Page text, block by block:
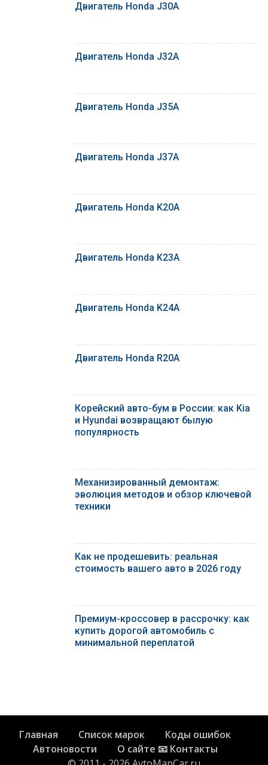
Двигатель Honda J30A
Двигатель Honda J32A
Двигатель Honda J35A
Двигатель Honda J37A
Двигатель Honda K20A
Двигатель Honda K23A
Двигатель Honda K24A
Двигатель Honda R20A
Корейский авто-бум в России: как Kia
и Hyundai возвращают былую
популярность
Механизированный демонтаж:
эволюция методов и обзор ключевой
техники
Как не продешевить: реальная
стоимость вашего авто в 2026 году
Премиум-кроссовер в рассрочку: как
купить дорогой автомобиль с
минимальной переплатой
Главная Список марок
Коды ошибок
Автоновости
О сайте 📧 Контакты